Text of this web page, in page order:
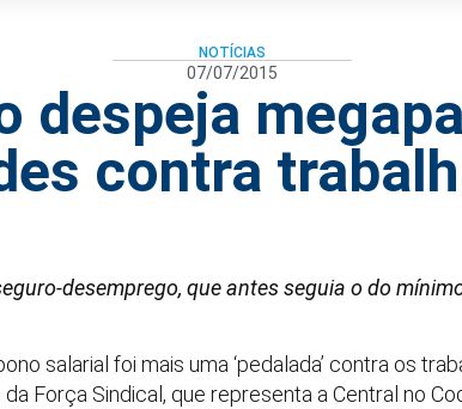
NOTÍCIAS
07/07/2015
despeja
contra
desemprego, que antes seguia o do
salarial foi mais uma ‘pedalada’ contra os
Força Sindical, que representa a Central no